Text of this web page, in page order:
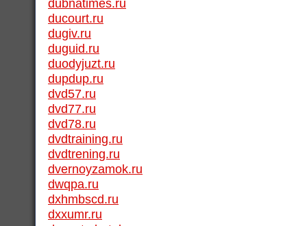
dubnatimes.ru
ducourt.ru
dugiv.ru
duguid.ru
duodyjuzt.ru
dupdup.ru
dvd57.ru
dvd77.ru
dvd78.ru
dvdtraining.ru
dvdtrening.ru
dvernoyzamok.ru
dwqpa.ru
dxhmbscd.ru
dxxumr.ru